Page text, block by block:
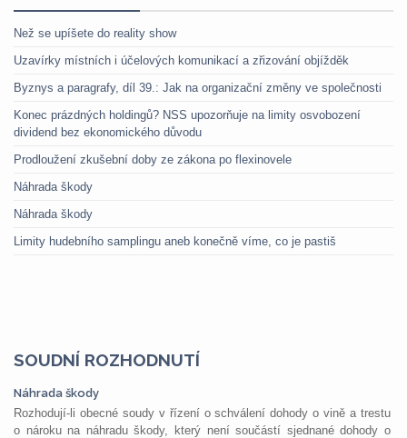
Než se upíšete do reality show
Uzavírky místních i účelových komunikací a zřizování objížděk
Byznys a paragrafy, díl 39.: Jak na organizační změny ve společnosti
Konec prázdných holdingů? NSS upozorňuje na limity osvobození
dividend bez ekonomického důvodu
Prodloužení zkušební doby ze zákona po flexinovele
Náhrada škody
Náhrada škody
Limity hudebního samplingu aneb konečně víme, co je pastiš
SOUDNÍ ROZHODNUTÍ
Náhrada škody
Rozhodují-li obecné soudy v řízení o schválení dohody o vině a trestu
o nároku na náhradu škody, který není součástí sjednané dohody o